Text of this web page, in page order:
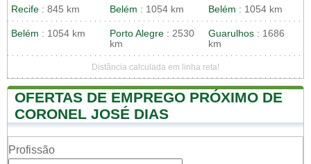
Recife : 845 km Belém : 1054 km Belém : 1054 km
Belém : 1054 km Porto Alegre : 2530
km
Guarulhos : 1686
km
Distância calculada em linha reta!
OFERTAS DE EMPREGO PRÓXIMO DE
CORONEL JOSÉ DIAS
Profissão